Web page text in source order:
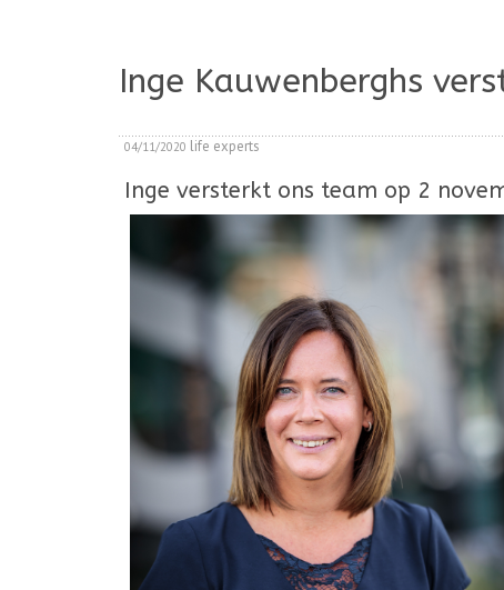
Inge Kauwenberghs
04/11/2020 life experts
Inge versterkt ons team op 2